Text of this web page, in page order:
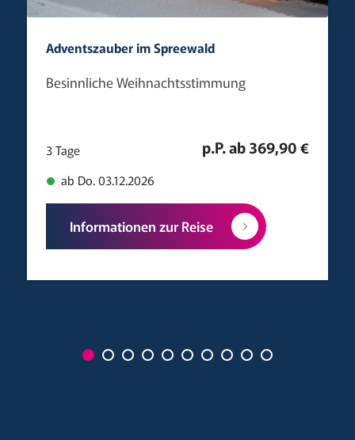
Adventszauber im Spreewald
Besinnliche Weihnachtsstimmung
3 Tage
ab Do. 03.12.2026
p.P. ab 369,90 €
Informationen zur Reise